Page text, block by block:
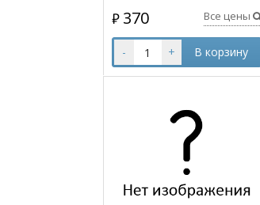
₽ 370 Все цены
- + В корзину